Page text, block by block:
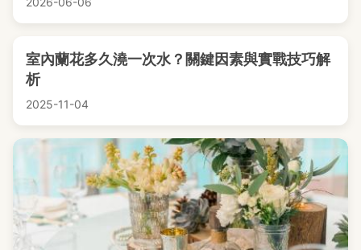
室內蘭花多久澆一次水？關鍵因素與實戰技巧解
析
2025-11-04